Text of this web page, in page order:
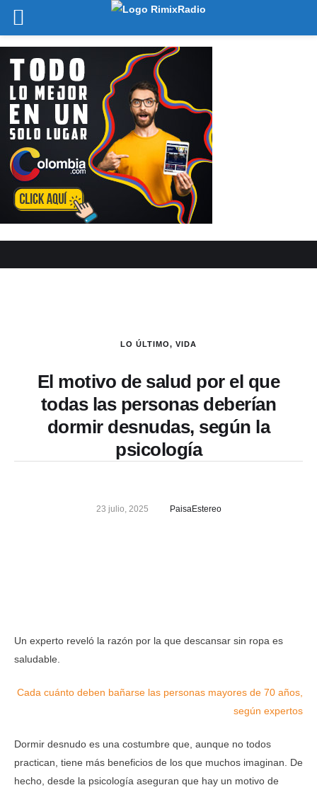
LO ÚLTIMO, VIDA
El motivo de salud por el que
todas las personas deberían
dormir desnudas, según la
psicología
23 julio, 2025 PaisaEstereo
Un experto reveló la razón por la que descansar sin ropa es
saludable.
Cada cuánto deben bañarse las personas mayores de 70 años,
según expertos
Dormir desnudo es una costumbre que, aunque no todos
practican, tiene más beneficios de los que muchos imaginan. De
hecho, desde la psicología aseguran que hay un motivo de